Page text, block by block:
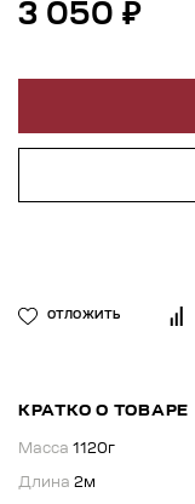
3 050 ₽
ОТЛОЖИТЬ
КРАТКО О ТОВАРЕ
Масса 1120г
Длина 2м